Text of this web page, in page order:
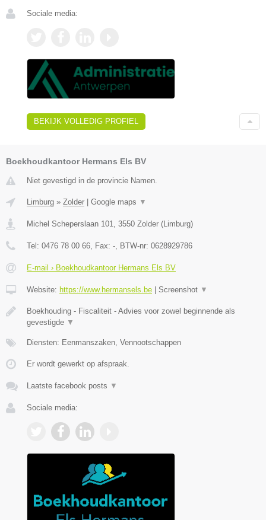
Sociale media:
BEKIJK VOLLEDIG PROFIEL
Boekhoudkantoor Hermans Els BV
Niet gevestigd in de provincie Namen.
Limburg » Zolder Google maps ▼
Michel Scheperslaan 101, 3550 Zolder (Limburg)
Tel: 0476 78 00 66, Fax: -, BTW-nr: 0628929786
E-mail › Boekhoudkantoor Hermans Els BV
Website: https://www.hermansels.be Screenshot ▼
Boekhouding - Fiscaliteit - Advies voor zowel beginnende als
gevestigde ▼
Diensten: Eenmanszaken, Vennootschappen
Er wordt gewerkt op afspraak.
Laatste facebook posts ▼
Sociale media: